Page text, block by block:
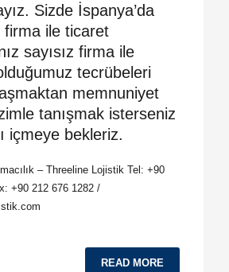
Sizde İspanya’da
firma ile ticaret
sayısız firma ile
tecrübeleri
memnuniyet
tanışmak isterseniz
içmeye bekleriz.
– Threeline Lojistik Tel: +90
+90 212 676 1282 /
READ MORE